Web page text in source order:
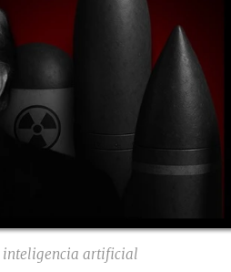
inteligencia artificial